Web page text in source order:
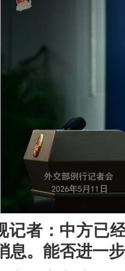
记者：中方已
息。能否进一